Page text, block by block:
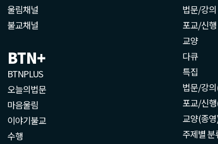
울림채널
불교채널
BTN+
BTNPLUS
오늘의법문
마음울림
이야기불교
수행
법문/강의
포교/신행
교양
다큐
특집
법문/강
포교/신
교양(종
주제별 분